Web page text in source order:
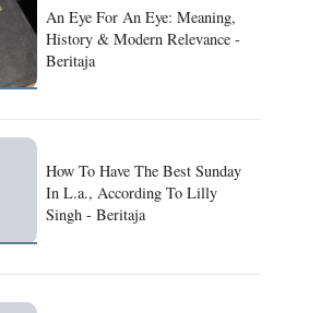
An Eye For An Eye: Meaning,
History & Modern Relevance -
Beritaja
How To Have The Best Sunday
In L.a., According To Lilly
Singh - Beritaja